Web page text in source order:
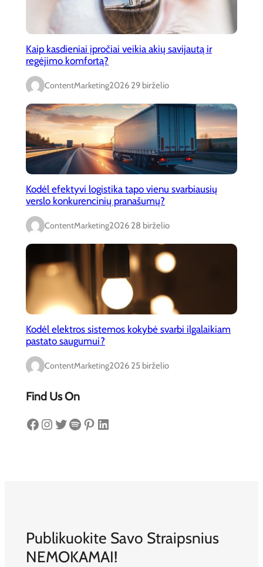
Kaip kasdieniai įpročiai veikia akių savijautą ir
regėjimo komfortą?
ContentMarketing2026 29 birželio
Kodėl efektyvi logistika tapo vienu svarbiausių
verslo konkurencinių pranašumų?
ContentMarketing2026 28 birželio
Kodėl elektros sistemos kokybė svarbi ilgalaikiam
pastato saugumui?
ContentMarketing2026 25 birželio
Find Us On
Facebook Instagram Twitter Spotify Pinterest LinkedIn
Publikuokite Savo Straipsnius
NEMOKAMAI!